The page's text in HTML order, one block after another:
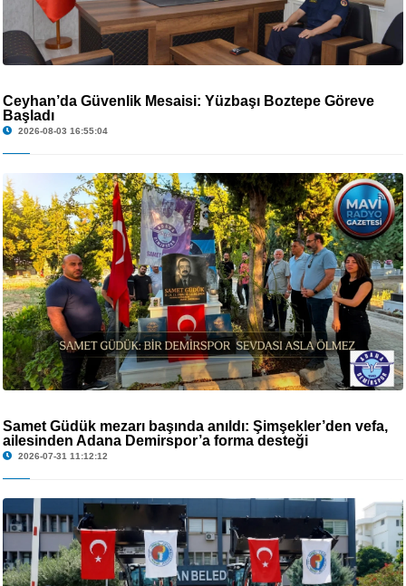
Ceyhan’da Güvenlik Mesaisi: Yüzbaşı Boztepe Göreve
Başladı
2026-08-03 16:55:04
Samet Güdük mezarı başında anıldı: Şimşekler’den vefa,
ailesinden Adana Demirspor’a forma desteği
2026-07-31 11:12:12